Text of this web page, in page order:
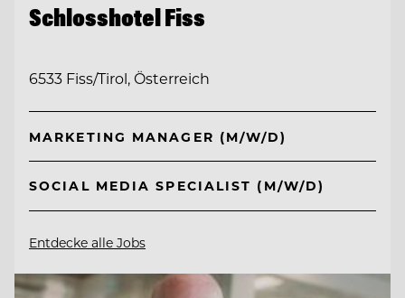
Schlosshotel Fiss
6533 Fiss/Tirol, Österreich
MARKETING MANAGER (M/W/D)
SOCIAL MEDIA SPECIALIST (M/W/D)
Entdecke alle Jobs